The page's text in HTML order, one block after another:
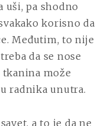
uši, pa shodno
korisno da
Međutim, to nije
da se nose
može
radnika unutra.
a to je da ne